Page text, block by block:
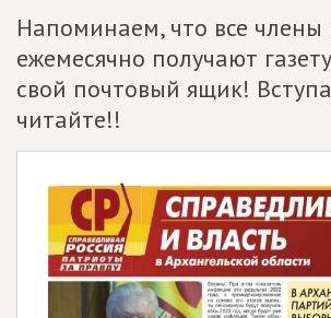
Напоминаем, что все члены
ежемесячно получают
свой почтовый ящик!
читайте!!